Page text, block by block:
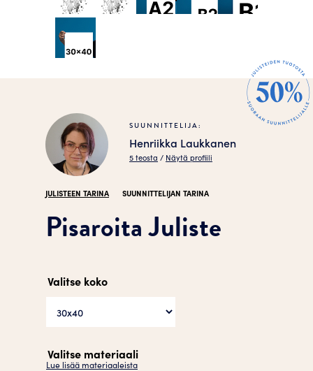
SUUNNITTELIJA:
Henriikka Laukkanen
5 teosta / Näytä profiili
JULISTEEN TARINA SUUNNITTELIJAN TARINA
Pisaroita Juliste
Valitse koko
Valitse materiaali
Lue lisää materiaaleista